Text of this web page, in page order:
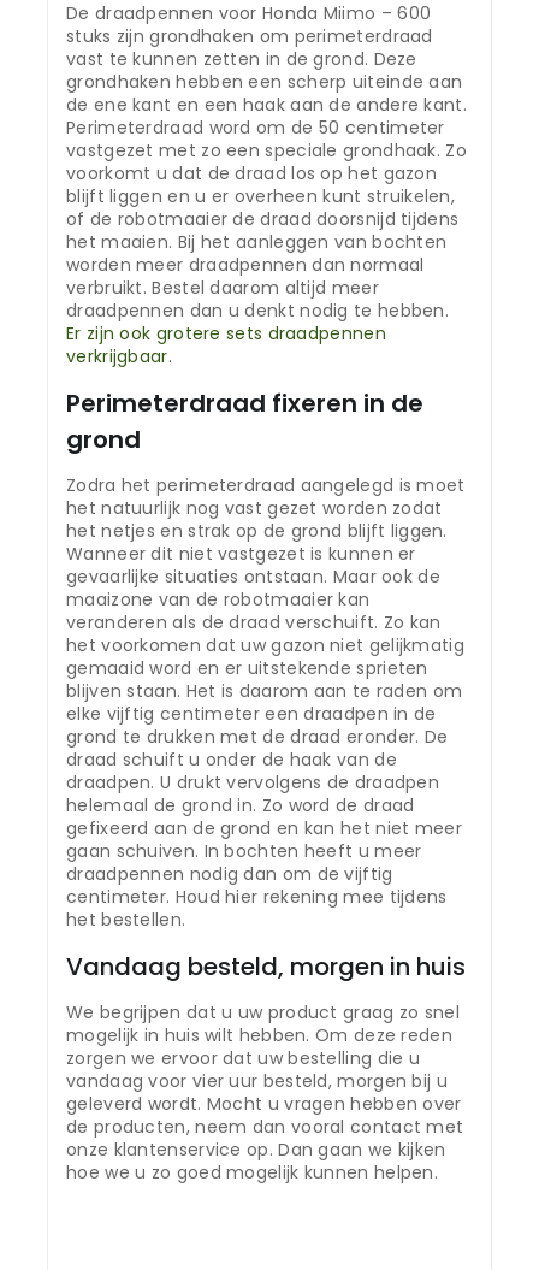
De draadpennen voor Honda Miimo – 600
stuks zijn grondhaken om perimeterdraad
vast te kunnen zetten in de grond. Deze
grondhaken hebben een scherp uiteinde aan
de ene kant en een haak aan de andere kant.
Perimeterdraad word om de 50 centimeter
vastgezet met zo een speciale grondhaak. Zo
voorkomt u dat de draad los op het gazon
blijft liggen en u er overheen kunt struikelen,
of de robotmaaier de draad doorsnijd tijdens
het maaien. Bij het aanleggen van bochten
worden meer draadpennen dan normaal
verbruikt. Bestel daarom altijd meer
draadpennen dan u denkt nodig te hebben.
Er zijn ook grotere sets draadpennen
verkrijgbaar.
Perimeterdraad fixeren in de
grond
Zodra het perimeterdraad aangelegd is moet
het natuurlijk nog vast gezet worden zodat
het netjes en strak op de grond blijft liggen.
Wanneer dit niet vastgezet is kunnen er
gevaarlijke situaties ontstaan. Maar ook de
maaizone van de robotmaaier kan
veranderen als de draad verschuift. Zo kan
het voorkomen dat uw gazon niet gelijkmatig
gemaaid word en er uitstekende sprieten
blijven staan. Het is daarom aan te raden om
elke vijftig centimeter een draadpen in de
grond te drukken met de draad eronder. De
draad schuift u onder de haak van de
draadpen. U drukt vervolgens de draadpen
helemaal de grond in. Zo word de draad
gefixeerd aan de grond en kan het niet meer
gaan schuiven. In bochten heeft u meer
draadpennen nodig dan om de vijftig
centimeter. Houd hier rekening mee tijdens
het bestellen.
Vandaag besteld, morgen in huis
We begrijpen dat u uw product graag zo snel
mogelijk in huis wilt hebben. Om deze reden
zorgen we ervoor dat uw bestelling die u
vandaag voor vier uur besteld, morgen bij u
geleverd wordt. Mocht u vragen hebben over
de producten, neem dan vooral contact met
onze klantenservice op. Dan gaan we kijken
hoe we u zo goed mogelijk kunnen helpen.